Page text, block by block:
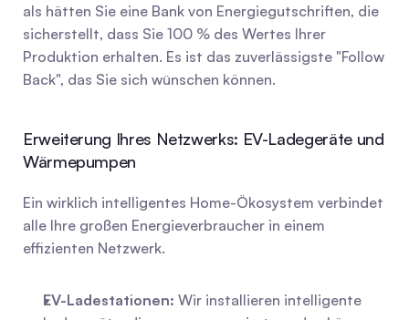
als hätten Sie eine Bank von Energiegutschriften, die
sicherstellt, dass Sie 100 % des Wertes Ihrer
Produktion erhalten. Es ist das zuverlässigste "Follow
Back", das Sie sich wünschen können.
Erweiterung Ihres Netzwerks: EV-Ladegeräte und
Wärmepumpen
Ein wirklich intelligentes Home-Ökosystem verbindet
alle Ihre großen Energieverbraucher in einem
effizienten Netzwerk.
EV-Ladestationen: Wir installieren intelligente